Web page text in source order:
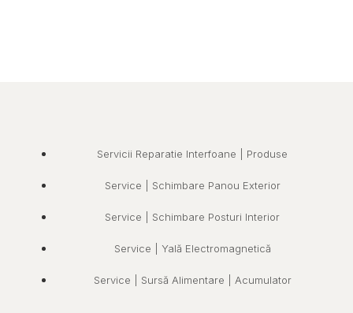
Servicii Reparatie Interfoane | Produse
Service | Schimbare Panou Exterior
Service | Schimbare Posturi Interior
Service | Yală Electromagnetică
Service | Sursă Alimentare | Acumulator